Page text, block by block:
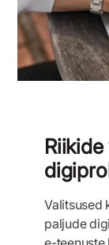
Valitsused
paljude